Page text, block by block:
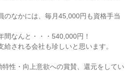
のなかには、毎月45,000円も資格手当
間なんと・・・540,000円！
される会社も珍しいと思います。
特性・向上意欲への賞賛、還元をしてい